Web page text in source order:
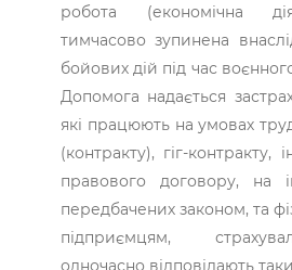
робота (економічна
тимчасово зупинена
бойових дій під час
Допомога надається
які працюють на умовах
(контракту), гіг-контракту,
правового договору, на
передбачених законом, та
підприємцям,
одночасно відповідають